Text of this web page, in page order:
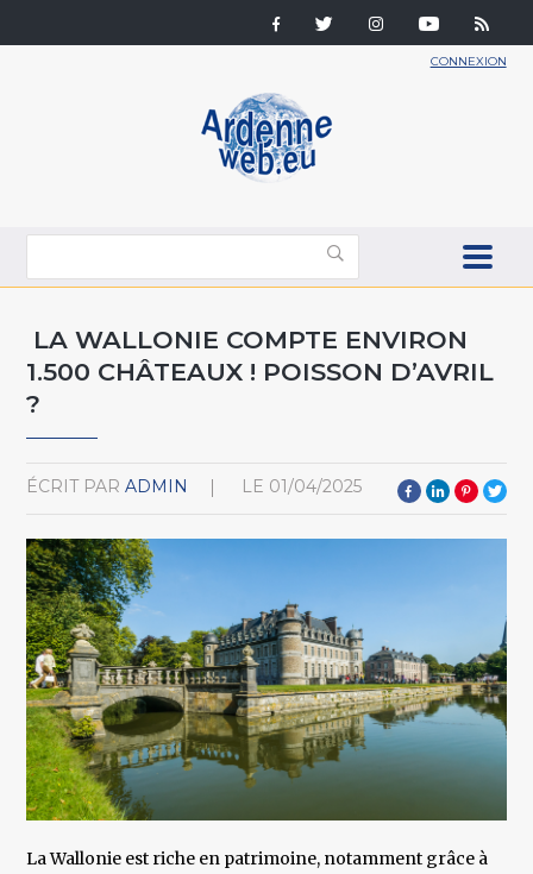
CONNEXION
LA WALLONIE COMPTE ENVIRON
1.500 CHÂTEAUX ! POISSON D’AVRIL
?
ÉCRIT PAR ADMIN LE 01/04/2025
La Wallonie est riche en patrimoine, notamment grâce à